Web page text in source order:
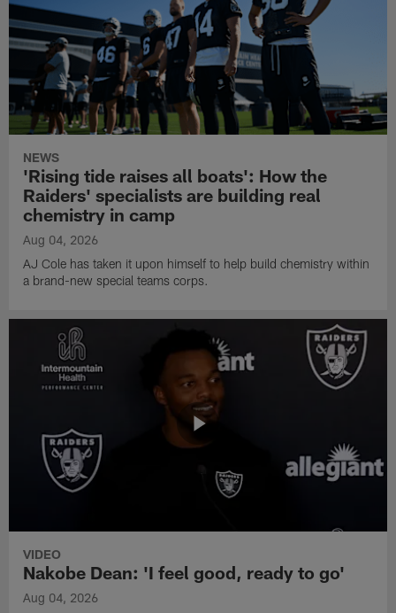
NEWS
'Rising tide raises all boats': How the
Raiders' specialists are building real
chemistry in camp
Aug 04, 2026
AJ Cole has taken it upon himself to help build chemistry within
a brand-new special teams corps.
VIDEO
Nakobe Dean: 'I feel good, ready to go'
Aug 04, 2026